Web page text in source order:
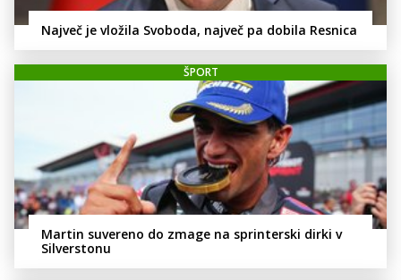
Največ je vložila Svoboda, največ pa dobila Resnica
ŠPORT
Martin suvereno do zmage na sprinterski dirki v
Silverstonu